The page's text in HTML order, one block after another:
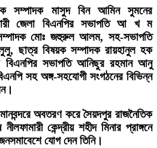
সম্পাদক মাসুদ বিন আমিন সুমনের
জেলা বিএনপির সভাপতি আ খ ম
মোঃ জহুরুল আলম, সহ-সভাপতি
ছাত্র বিষয়ক সম্পাদক রায়হানুল হক
সভাপতি আনিছুর রহমান আনু
সহ অঙ্গ-সহযোগী সংগঠনের বিভিন্ন
অবতরণ করে সৈয়দপুর রাজনৈতিক
কেন্দ্রীয় শহীদ মিনার প্রাঙ্গনে
যোগ দেন তিনি।